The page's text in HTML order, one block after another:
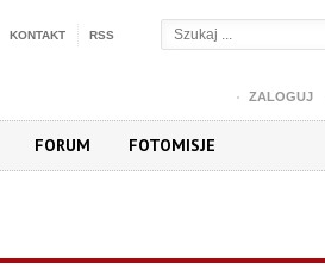
KONTAKT RSS
ZALOGUJ
FORUM FOTOMISJE